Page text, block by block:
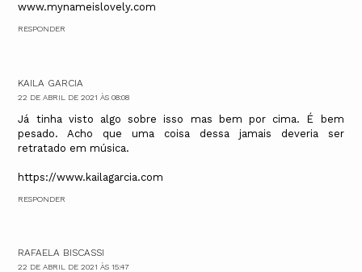
www.mynameislovely.com
RESPONDER
KAILA GARCIA
22 DE ABRIL DE 2021 ÀS 08:08
Já tinha visto algo sobre isso mas bem por cima. É bem
pesado. Acho que uma coisa dessa jamais deveria ser
retratado em música.
https://www.kailagarcia.com
RESPONDER
RAFAELA BISCASSI
22 DE ABRIL DE 2021 ÀS 15:47